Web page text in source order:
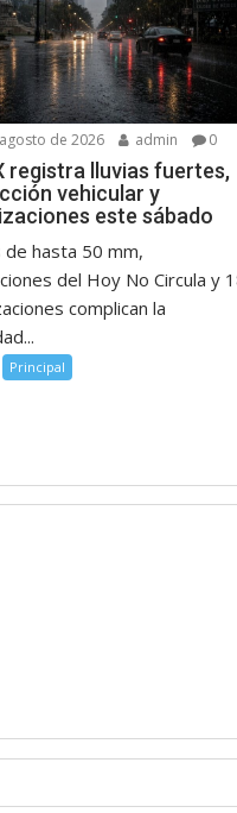
de 2026 admin 0
registra lluvias fuertes,
vehicular y
este sábado
de hasta 50 mm,
del Hoy No Circula y
complican la
Principal